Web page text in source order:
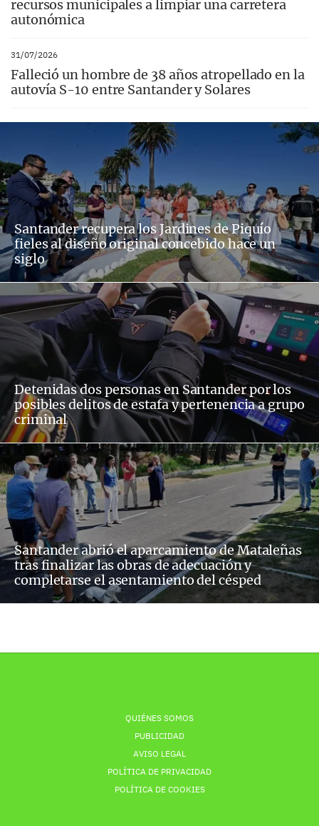
recursos municipales a limpiar una carretera
autonómica
31/07/2026
Falleció un hombre de 38 años atropellado en la
autovía S-10 entre Santander y Solares
Santander recupera los Jardines de Piquío
fieles al diseño original concebido hace un
siglo
Detenidas dos personas en Santander por los
posibles delitos de estafa y pertenencia a grupo
criminal
Santander abrió el aparcamiento de Mataleñas
tras finalizar las obras de adecuación y
completarse el asentamiento del césped
QUIÉNES SOMOS
PUBLICIDAD
AVISO LEGAL
POLÍTICA DE PRIVACIDAD
POLÍTICA DE COOKIES